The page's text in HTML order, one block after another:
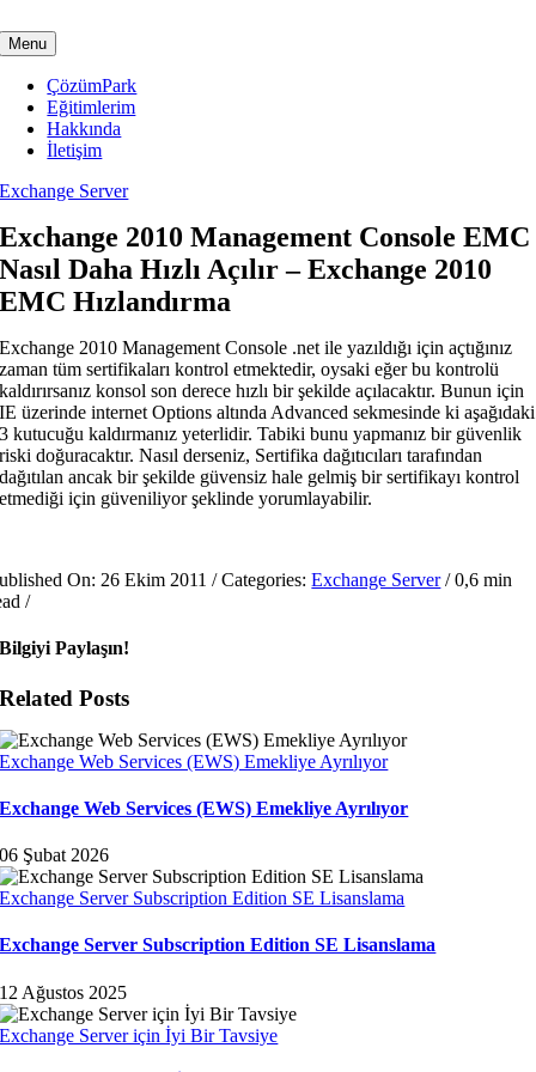
to
content
Menu
ÇözümPark
Eğitimlerim
Hakkında
İletişim
Exchange Server
Exchange 2010 Management Console EMC
Nasıl Daha Hızlı Açılır – Exchange 2010
EMC Hızlandırma
Exchange 2010 Management Console .net ile yazıldığı için açtığınız
zaman tüm sertifikaları kontrol etmektedir, oysaki eğer bu kontrolü
kaldırırsanız konsol son derece hızlı bir şekilde açılacaktır. Bunun için
IE üzerinde internet Options altında Advanced sekmesinde ki aşağıdaki
3 kutucuğu kaldırmanız yeterlidir. Tabiki bunu yapmanız bir güvenlik
riski doğuracaktır. Nasıl derseniz, Sertifika dağıtıcıları tarafından
dağıtılan ancak bir şekilde güvensiz hale gelmiş bir sertifikayı kontrol
etmediği için güveniliyor şeklinde yorumlayabilir.
On: 26 Ekim 2011 /Categories:Exchange Server/0,6 min
/
Bilgiyi Paylaşın!
Related Posts
Exchange Web Services (EWS) Emekliye Ayrılıyor
Exchange Web Services (EWS) Emekliye Ayrılıyor
06 Şubat 2026
Exchange Server Subscription Edition SE Lisanslama
Exchange Server Subscription Edition SE Lisanslama
12 Ağustos 2025
Exchange Server için İyi Bir Tavsiye